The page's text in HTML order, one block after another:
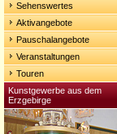
Sehenswertes
Aktivangebote
Pauschalangebote
Veranstaltungen
Touren
Kunstgewerbe aus dem
Erzgebirge